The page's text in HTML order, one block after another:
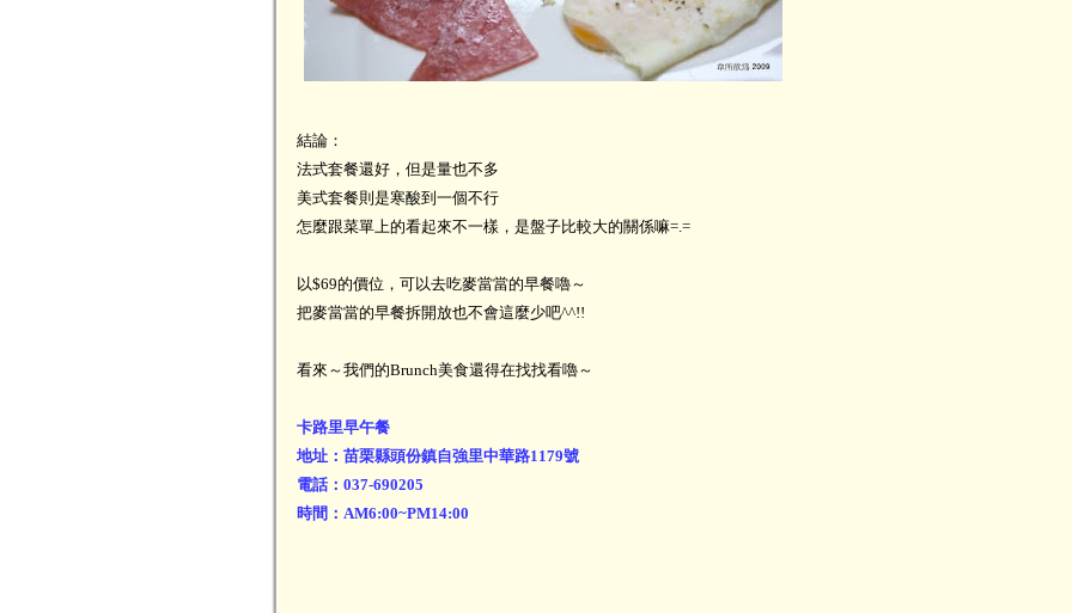
結論：
法式套餐還好，但是量也不多
美式套餐則是寒酸到一個不行
怎麼跟菜單上的看起來不一樣，是盤子比較大的關係嘛=.=
以$69的價位，可以去吃麥當當的早餐嚕～
把麥當當的早餐拆開放也不會這麼少吧^^!!
看來～我們的Brunch美食還得在找找看嚕～
卡路里早午餐
地址：苗栗縣頭份鎮自強里中華路1179號
電話：037-690205
時間：AM6:00~PM14:00